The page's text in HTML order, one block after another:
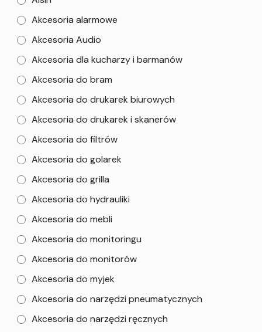
Akcesoria alarmowe
Akcesoria Audio
Akcesoria dla kucharzy i barmanów
Akcesoria do bram
Akcesoria do drukarek biurowych
Akcesoria do drukarek i skanerów
Akcesoria do filtrów
Akcesoria do golarek
Akcesoria do grilla
Akcesoria do hydrauliki
Akcesoria do mebli
Akcesoria do monitoringu
Akcesoria do monitorów
Akcesoria do myjek
Akcesoria do narzędzi pneumatycznych
Akcesoria do narzędzi ręcznych